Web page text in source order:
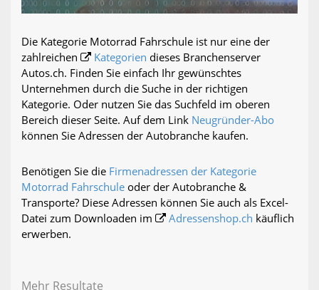
Die Kategorie Motorrad Fahrschule ist nur eine der
zahlreichen
Kategorien dieses Branchenserver
Autos.ch. Finden Sie einfach Ihr gewünschtes
Unternehmen durch die Suche in der richtigen
Kategorie. Oder nutzen Sie das Suchfeld im oberen
Bereich dieser Seite. Auf dem Link Neugründer-Abo
können Sie Adressen der Autobranche kaufen.
Benötigen Sie die Firmenadressen der Kategorie
Motorrad Fahrschule oder der Autobranche &
Transporte? Diese Adressen können Sie auch als Excel-
Datei zum Downloaden im
Adressenshop.ch käuflich
erwerben.
Mehr Resultate